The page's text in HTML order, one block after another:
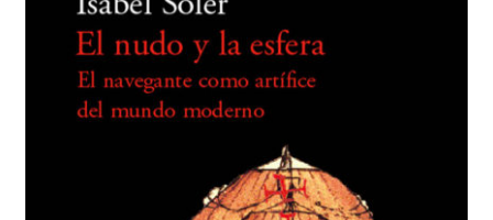
BUSCAR
LISTA DE LIBROS